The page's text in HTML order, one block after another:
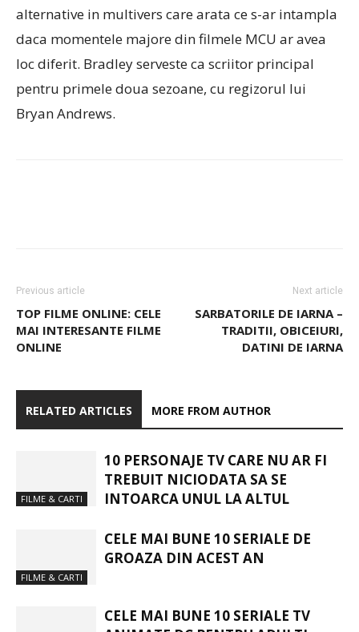
alternative in multivers care arata ce s-ar intampla
daca momentele majore din filmele MCU ar avea
loc diferit. Bradley serveste ca scriitor principal
pentru primele doua sezoane, cu regizorul lui
Bryan Andrews.
Previous article
TOP FILME ONLINE: CELE
MAI INTERESANTE FILME
ONLINE
Next article
SARBATORILE DE IARNA –
TRADITII, OBICEIURI,
DATINI DE IARNA
RELATED ARTICLES MORE FROM AUTHOR
FILME & CARTI
10 PERSONAJE TV CARE NU AR FI
TREBUIT NICIODATA SA SE
INTOARCA UNUL LA ALTUL
FILME & CARTI
CELE MAI BUNE 10 SERIALE DE
GROAZA DIN ACEST AN
CELE MAI BUNE 10 SERIALE TV